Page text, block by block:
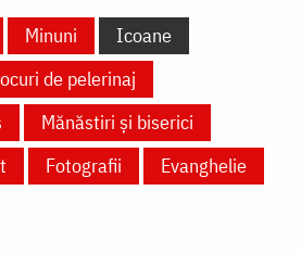
Minuni
Icoane
de pelerinaj
Mănăstiri și biserici
Fotografii
Evanghelie